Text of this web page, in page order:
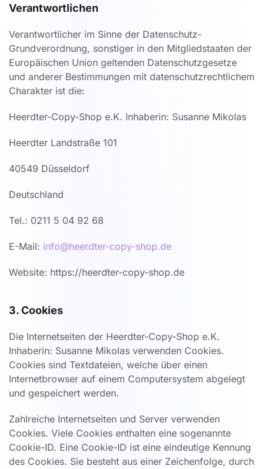
Verantwortlichen
Verantwortlicher im Sinne der Datenschutz-
Grundverordnung, sonstiger in den Mitgliedstaaten der
Europäischen Union geltenden Datenschutzgesetze
und anderer Bestimmungen mit datenschutzrechtlichem
Charakter ist die:
Heerdter-Copy-Shop e.K. Inhaberin: Susanne Mikolas
Heerdter Landstraße 101
40549 Düsseldorf
Deutschland
Tel.: 0211 5 04 92 68
E-Mail: info@heerdter-copy-shop.de
Website: https://heerdter-copy-shop.de
3. Cookies
Die Internetseiten der Heerdter-Copy-Shop e.K.
Inhaberin: Susanne Mikolas verwenden Cookies.
Cookies sind Textdateien, welche über einen
Internetbrowser auf einem Computersystem abgelegt
und gespeichert werden.
Zahlreiche Internetseiten und Server verwenden
Cookies. Viele Cookies enthalten eine sogenannte
Cookie-ID. Eine Cookie-ID ist eine eindeutige Kennung
des Cookies. Sie besteht aus einer Zeichenfolge, durch